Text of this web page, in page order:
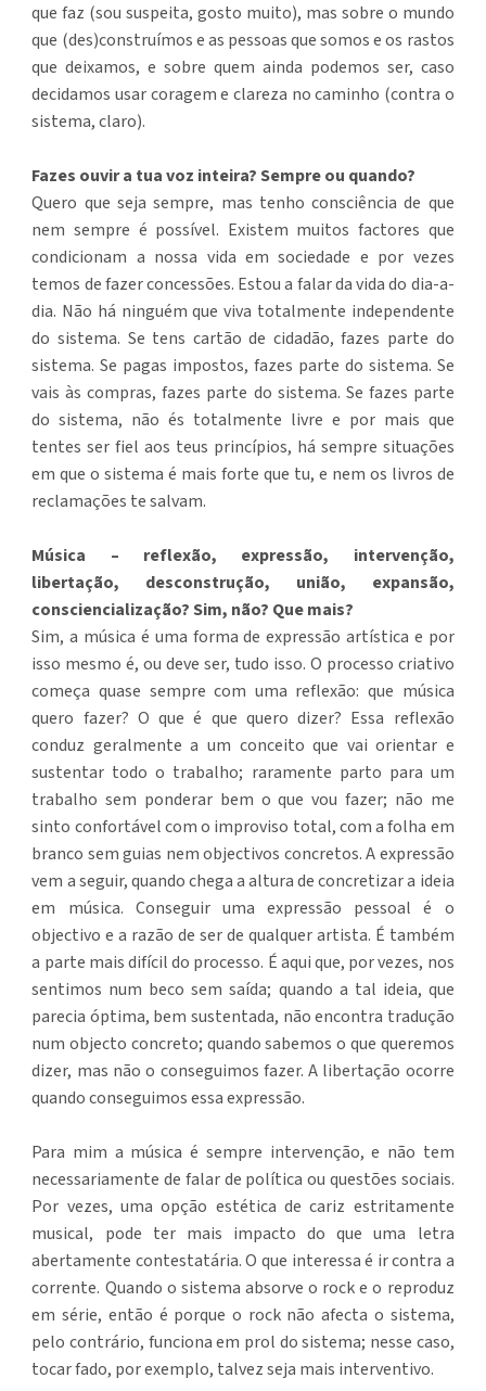
que faz (sou suspeita, gosto muito), mas sobre o mundo
que (des)construímos e as pessoas que somos e os rastos
que deixamos, e sobre quem ainda podemos ser, caso
decidamos usar coragem e clareza no caminho (contra o
sistema, claro).
Fazes ouvir a tua voz inteira? Sempre ou quando?
Quero que seja sempre, mas tenho consciência de que
nem sempre é possível. Existem muitos factores que
condicionam a nossa vida em sociedade e por vezes
temos de fazer concessões. Estou a falar da vida do dia-a-
dia. Não há ninguém que viva totalmente independente
do sistema. Se tens cartão de cidadão, fazes parte do
sistema. Se pagas impostos, fazes parte do sistema. Se
vais às compras, fazes parte do sistema. Se fazes parte
do sistema, não és totalmente livre e por mais que
tentes ser fiel aos teus princípios, há sempre situações
em que o sistema é mais forte que tu, e nem os livros de
reclamações te salvam.
Música – reflexão, expressão, intervenção,
libertação, desconstrução, união, expansão,
consciencialização? Sim, não? Que mais?
Sim, a música é uma forma de expressão artística e por
isso mesmo é, ou deve ser, tudo isso. O processo criativo
começa quase sempre com uma reflexão: que música
quero fazer? O que é que quero dizer? Essa reflexão
conduz geralmente a um conceito que vai orientar e
sustentar todo o trabalho; raramente parto para um
trabalho sem ponderar bem o que vou fazer; não me
sinto confortável com o improviso total, com a folha em
branco sem guias nem objectivos concretos. A expressão
vem a seguir, quando chega a altura de concretizar a ideia
em música. Conseguir uma expressão pessoal é o
objectivo e a razão de ser de qualquer artista. É também
a parte mais difícil do processo. É aqui que, por vezes, nos
sentimos num beco sem saída; quando a tal ideia, que
parecia óptima, bem sustentada, não encontra tradução
num objecto concreto; quando sabemos o que queremos
dizer, mas não o conseguimos fazer. A libertação ocorre
quando conseguimos essa expressão.
Para mim a música é sempre intervenção, e não tem
necessariamente de falar de política ou questões sociais.
Por vezes, uma opção estética de cariz estritamente
musical, pode ter mais impacto do que uma letra
abertamente contestatária. O que interessa é ir contra a
corrente. Quando o sistema absorve o rock e o reproduz
em série, então é porque o rock não afecta o sistema,
pelo contrário, funciona em prol do sistema; nesse caso,
tocar fado, por exemplo, talvez seja mais interventivo.